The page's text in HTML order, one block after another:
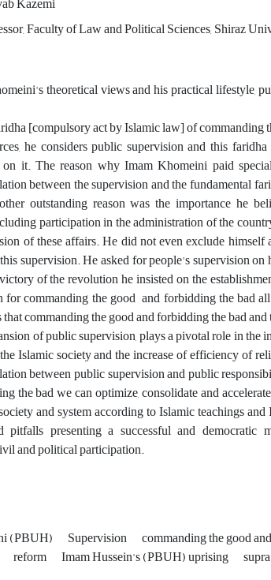
Faculty of Law and Political Sciences, Shiraz
theoretical views and his practical lifestyle,
[compulsory act by Islamic law] of commanding
he considers public supervision and this
on it. The reason why Imam Khomeini paid
between the supervision and the fundamental
outstanding reason was the importance he
participation in the administration of the
of these affairs. He did not even exclude
supervision. He asked for people's supervision
of the revolution he insisted on the
for commanding the good and forbidding the bad
commanding the good and forbidding the bad
of public supervision, plays a pivotal role in
Islamic society and the increase of efficiency of
between public supervision and public
the bad we can optimize, consolidate and
and system according to Islamic teachings
pitfalls presenting a successful and
and political participation.
(PBUH) Supervision commanding the good
reform Imam Hussein's (PBUH) uprising